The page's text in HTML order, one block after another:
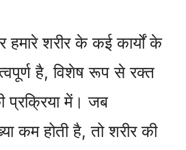
शरीर के कई कार्यों के
है, विशेष रूप से रक्त
में। जब
कम होती है, तो शरीर की